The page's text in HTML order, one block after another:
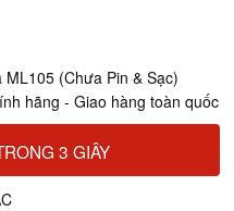
(Chưa Pin & Sạc)
hãng - Giao hàng toàn quốc
3 GIÂY